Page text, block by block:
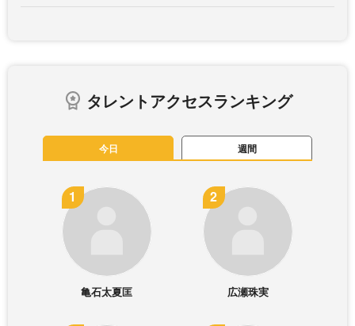
タレントアクセスランキング
今日 週間
亀石太夏匡 広瀬珠実